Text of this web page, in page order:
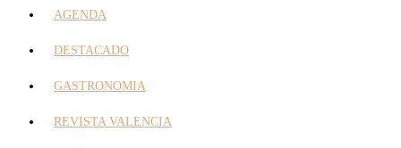
AGENDA
DESTACADO
GASTRONOMIA
REVISTA VALENCIA